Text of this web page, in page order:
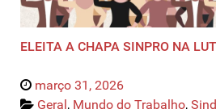
ELEITA A CHAPA SINPRO NA
março 31, 2026
Geral, Mundo do Trabalho,